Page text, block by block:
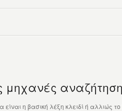
μηχανές
η βασική λέξη κλειδί ή αλλιώς